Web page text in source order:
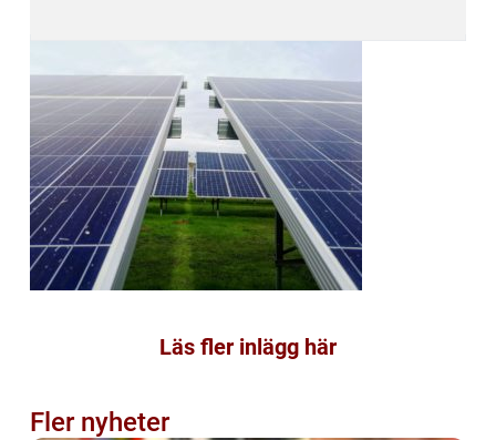
Läs fler inlägg här
Fler nyheter